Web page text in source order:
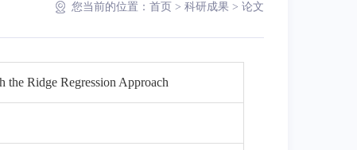
您当前的位置： 首页 > 科研成果 > 论文
Ridge Regression Approach